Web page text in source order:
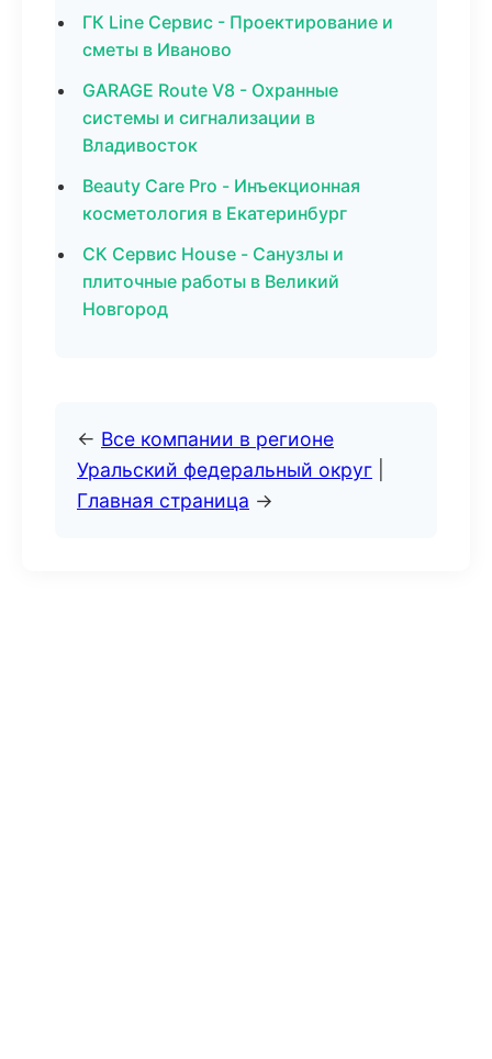
ГК Line Сервис - Проектирование и
сметы в Иваново
GARAGE Route V8 - Охранные
системы и сигнализации в
Владивосток
Beauty Care Pro - Инъекционная
косметология в Екатеринбург
СК Сервис House - Санузлы и
плиточные работы в Великий
Новгород
← Все компании в регионе
Уральский федеральный округ
Главная страница →